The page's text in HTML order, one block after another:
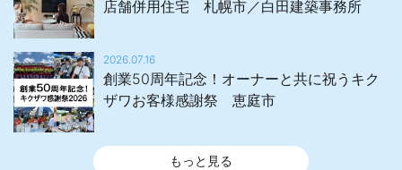
店舗併用住宅 札幌市／白田建築事務所
2026.07.16
創業50周年記念！オーナーと共に祝うキク
ザワお客様感謝祭 恵庭市
もっと見る